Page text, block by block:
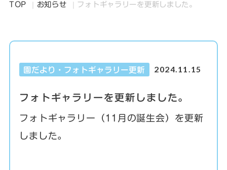
TOP お知らせ フォトギャラリーを更新しました。
園だより・フォトギャラリー更新 2024.11.15
フォトギャラリーを更新しました。
フォトギャラリー（11月の誕生会）を更新
しました。